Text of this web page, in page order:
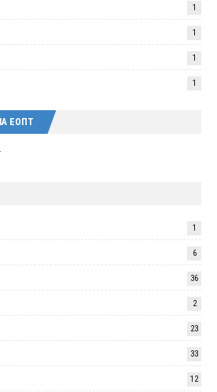
1
1
1
1
ΕΟΠΤ
1
6
36
2
23
33
12